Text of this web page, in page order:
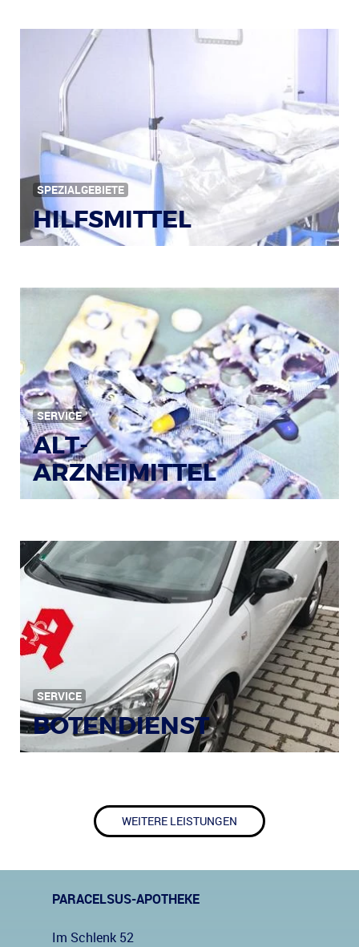
SPEZIALGEBIETE
HILFSMITTEL
Bild: © Rainer Sturm / pixelio.de
SERVICE
ALT-
ARZNEIMITTEL
SERVICE
BOTENDIENST
WEITERE LEISTUNGEN
PARACELSUS-APOTHEKE
Im Schlenk 52